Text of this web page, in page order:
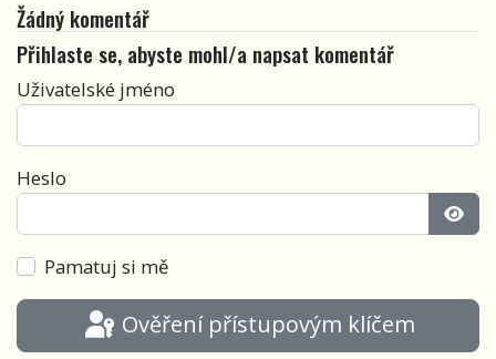
Žádný komentář
Přihlaste se, abyste mohl/a napsat komentář
Uživatelské jméno
Heslo
Pamatuj si mě
Ověření přístupovým klíčem